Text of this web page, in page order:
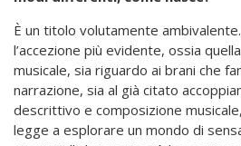
È un titolo volutamente
l’accezione più evidente, ossia
musicale, sia riguardo ai brani che
narrazione, sia al già citato
descrittivo e composizione
legge a esplorare un mondo di